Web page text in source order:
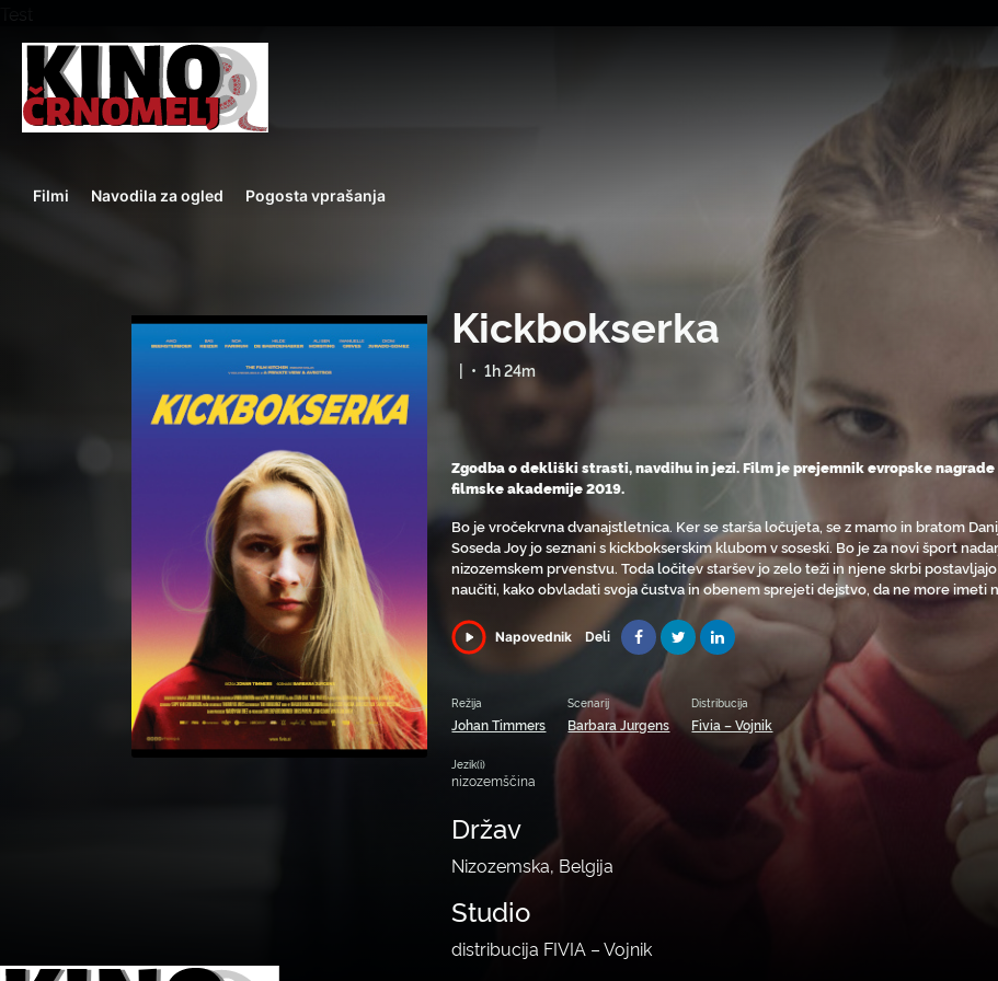
Filmi Navodila za ogled Pogosta vprašanja
Kickbokserka
| • 1h 24m
Zgodba o dekliški strasti, navdihu in jezi. Film je prejemnik evropske
filmske akademije 2019.
Bo je vročekrvna dvanajstletnica. Ker se starša ločujeta, se z mamo in bratom
Soseda Joy jo seznani s kickbokserskim klubom v soseski. Bo je za novi šport
nizozemskem prvenstvu. Toda ločitev staršev jo zelo teži in njene skrbi
naučiti, kako obvladati svoja čustva in obenem sprejeti dejstvo, da ne more imeti
Napovednik Deli
Režija
Johan Timmers
Scenarij
Barbara Jurgens
Distribucija
Fivia – Vojnik
Jezik(i)
nizozemščina
Držav
Nizozemska, Belgija
Studio
distribucija FIVIA – Vojnik